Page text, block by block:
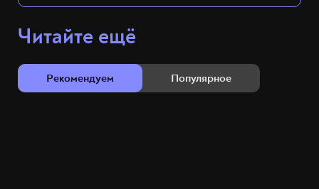
Читайте ещё
Рекомендуем Популярное